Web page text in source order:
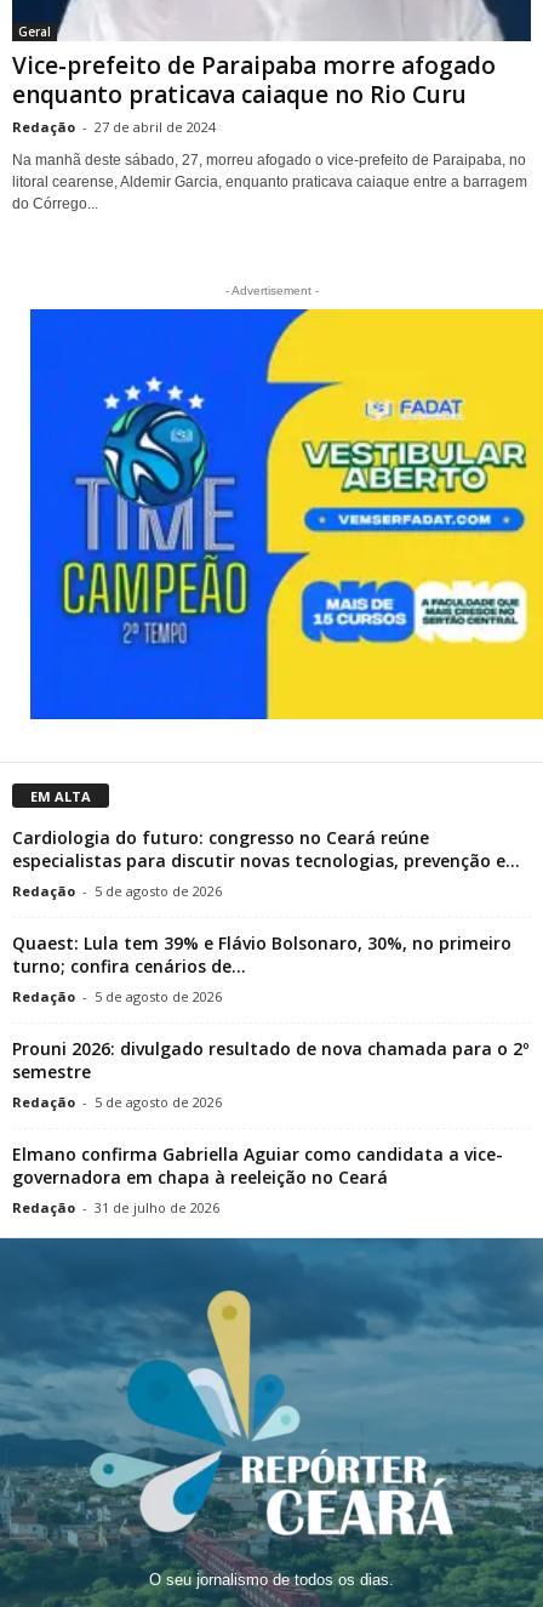
Geral
Vice-prefeito de Paraipaba morre afogado
enquanto praticava caiaque no Rio Curu
Redação - 27 de abril de 2024
Na manhã deste sábado, 27, morreu afogado o vice-prefeito de Paraipaba, no
litoral cearense, Aldemir Garcia, enquanto praticava caiaque entre a barragem
do Córrego...
- Advertisement -
EM ALTA
Cardiologia do futuro: congresso no Ceará reúne
especialistas para discutir novas tecnologias, prevenção e...
Redação - 5 de agosto de 2026
Quaest: Lula tem 39% e Flávio Bolsonaro, 30%, no primeiro
turno; confira cenários de...
Redação - 5 de agosto de 2026
Prouni 2026: divulgado resultado de nova chamada para o 2º
semestre
Redação - 5 de agosto de 2026
Elmano confirma Gabriella Aguiar como candidata a vice-
governadora em chapa à reeleição no Ceará
Redação - 31 de julho de 2026
O seu jornalismo de todos os dias.